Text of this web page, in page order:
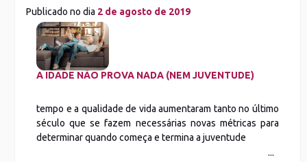
Publicado no dia 2 de agosto de 2019
A IDADE NÃO PROVA NADA (NEM JUVENTUDE)
tempo e a qualidade de vida aumentaram tanto no último
século que se fazem necessárias novas métricas para
determinar quando começa e termina a juventude